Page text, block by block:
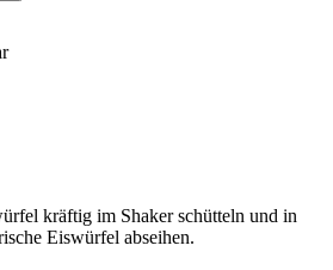
kräftig im Shaker schütteln und in
Eiswürfel abseihen.